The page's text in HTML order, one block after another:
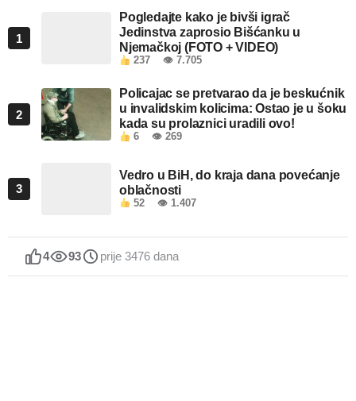
1
Pogledajte kako je bivši igrač
Jedinstva zaprosio Bišćanku u
Njemačkoj (FOTO + VIDEO)
237 👁 7.705
2
Policajac se pretvarao da je beskućnik
u invalidskim kolicima: Ostao je u šoku
kada su prolaznici uradili ovo!
6 👁 269
3
Vedro u BiH, do kraja dana povećanje
oblačnosti
52 👁 1.407
4 93 prije 3476 dana